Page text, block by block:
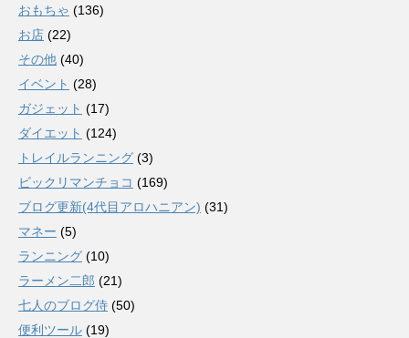
おもちゃ (136)
お店 (22)
その他 (40)
イベント (28)
ガジェット (17)
ダイエット (124)
トレイルランニング (3)
ビックリマンチョコ (169)
ブログ更新(4代目アロハニアン) (31)
マネー (5)
ランニング (10)
ラーメン二郎 (21)
七人のブログ侍 (50)
便利ツール (19)